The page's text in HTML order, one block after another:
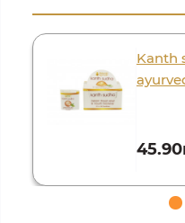
Kanth